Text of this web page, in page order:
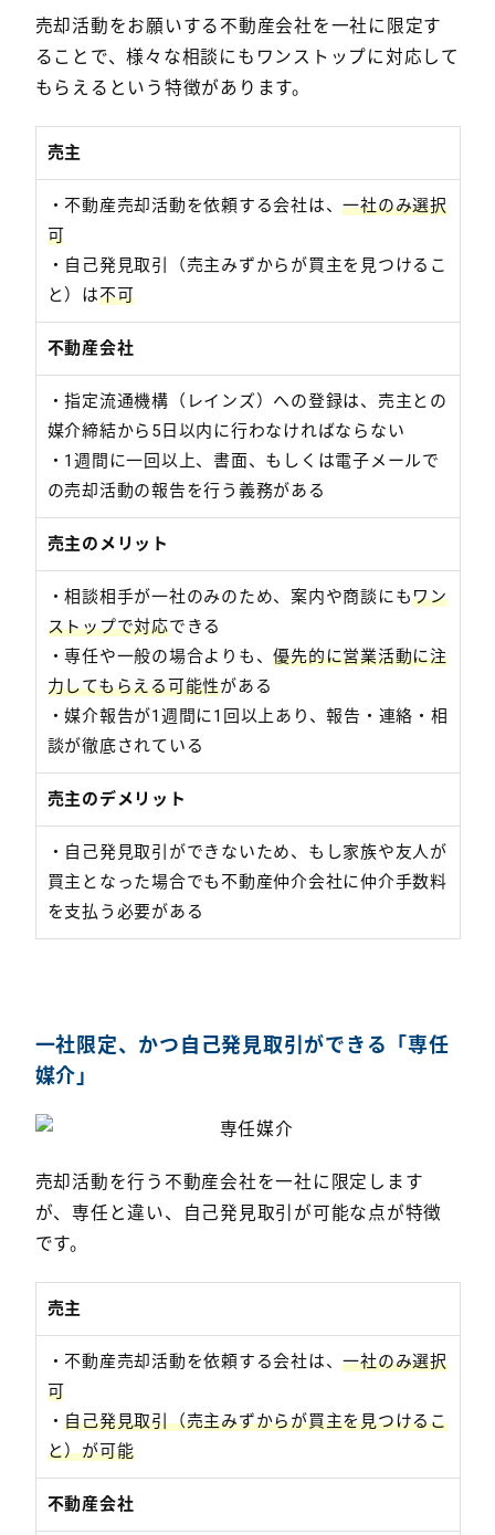
売却活動をお願いする不動産会社を一社に限定す
ることで、様々な相談にもワンストップに対応して
もらえるという特徴があります。
売主
・不動産売却活動を依頼する会社は、一社のみ選択
可
・自己発見取引（売主みずからが買主を見つけるこ
と）は不可
不動産会社
・指定流通機構（レインズ）への登録は、売主との
媒介締結から5日以内に行わなければならない
・1週間に一回以上、書面、もしくは電子メールで
の売却活動の報告を行う義務がある
売主のメリット
・相談相手が一社のみのため、案内や商談にもワン
ストップで対応できる
・専任や一般の場合よりも、優先的に営業活動に注
力してもらえる可能性がある
・媒介報告が1週間に1回以上あり、報告・連絡・相
談が徹底されている
売主のデメリット
・自己発見取引ができないため、もし家族や友人が
買主となった場合でも不動産仲介会社に仲介手数料
を支払う必要がある
一社限定、かつ自己発見取引ができる「専任
媒介」
売却活動を行う不動産会社を一社に限定します
が、専任と違い、自己発見取引が可能な点が特徴
です。
売主
・不動産売却活動を依頼する会社は、一社のみ選択
可
・自己発見取引（売主みずからが買主を見つけるこ
と）が可能
不動産会社